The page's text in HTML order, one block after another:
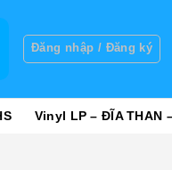
Đăng nhập / Đăng ký
Vinyl LP – ĐĨA THAN